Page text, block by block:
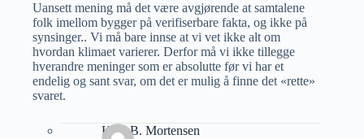
Uansett mening må det være avgjørende at samtalene
folk imellom bygger på verifiserbare fakta, og ikke på
synsinger.. Vi må bare innse at vi vet ikke alt om
hvordan klimaet varierer. Derfor må vi ikke tillegge
hverandre meninger som er absolutte før vi har et
endelig og sant svar, om det er mulig å finne det «rette»
svaret.
Kjell B. Mortensen